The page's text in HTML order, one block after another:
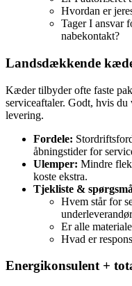
Hvordan er
Tager I ansvar
nabekontakt?
Landsdækkende
Kæder tilbyder ofte faste
serviceaftaler. Godt, hvis
levering.
Fordele:
åbningstider for
Ulemper: Mindre
koste ekstra.
Tjekliste &
Hvem står for
Er alle
Hvad er
Energikonsulent +